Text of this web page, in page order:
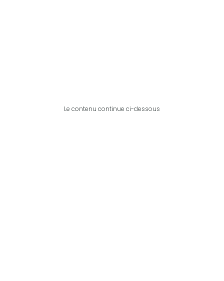
Le contenu continue ci-dessous